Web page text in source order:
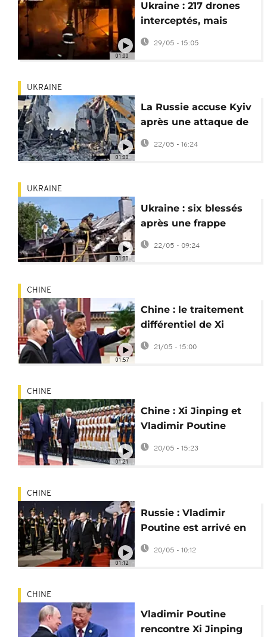
01:00
Ukraine : 217 drones
interceptés, mais
Odessa et Zaporijjia
subissent des dégâts
29/05 - 15:05
01:00
UKRAINE
La Russie accuse Kyiv
après une attaque de
drones à Louhansk
22/05 - 16:24
01:00
UKRAINE
Ukraine : six blessés
après une frappe
russe à Soumy
22/05 - 09:24
01:57
CHINE
Chine : le traitement
différentiel de Xi
Jinping entre Trump
21/05 - 15:00
01:21
CHINE
Chine : Xi Jinping et
Vladimir Poutine
saluent leur "relation
20/05 - 15:23
01:12
CHINE
Russie : Vladimir
Poutine est arrivé en
Chine pour rencontrer
Xi Jinping
20/05 - 10:12
CHINE
Vladimir Poutine
rencontre Xi Jinping